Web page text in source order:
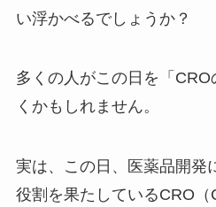
い浮かべるでしょうか？
多くの人がこの日を「
くかもしれません。
実は、この日、医薬品開発
役割を果たしているCRO